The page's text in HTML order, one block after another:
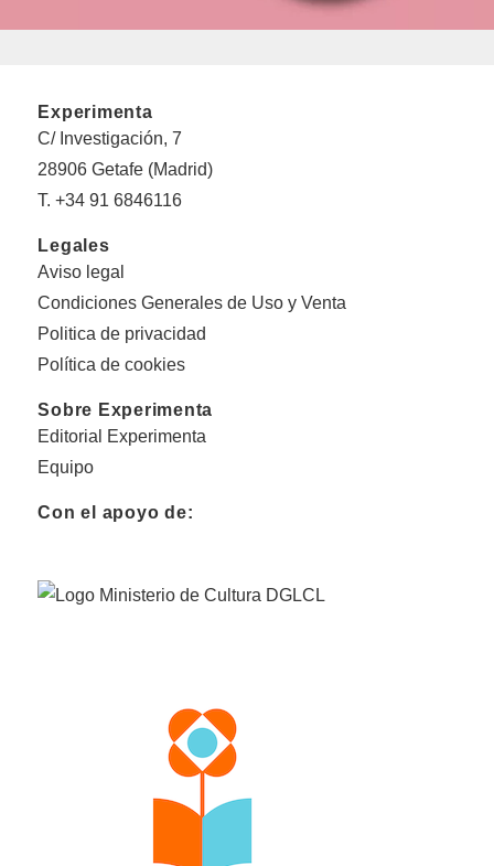
Experimenta
C/ Investigación, 7
28906 Getafe (Madrid)
T. +34 91 6846116
Legales
Aviso legal
Condiciones Generales de Uso y Venta
Politica de privacidad
Política de cookies
Sobre Experimenta
Editorial Experimenta
Equipo
Con el apoyo de: